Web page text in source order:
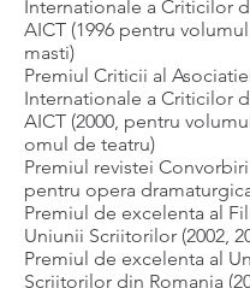
Internationale a Criticilor
AICT (1996 pentru
masti)
Premiul Criticii al
Internationale a Criticilor
AICT (2000, pentru
omul de teatru)
Premiul revistei
pentru opera
Premiul de excelenta al
Uniunii Scriitorilor (2002,
Premiul de excelenta al
Scriitorilor din Romania